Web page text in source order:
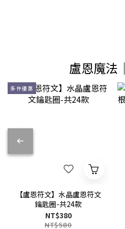
盧恩魔法
多件優惠
【盧恩符文】水晶盧恩符文
鑰匙圈-共24款
NT$380
NT$580